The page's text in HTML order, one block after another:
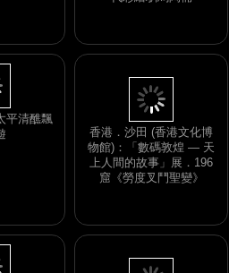
代彩繪馴馬陶俑
香港．沙田 (香港文化博
物館)：「數碼敦煌 — 天
上人間的故事」展．196
窟《勞度叉鬥聖變》